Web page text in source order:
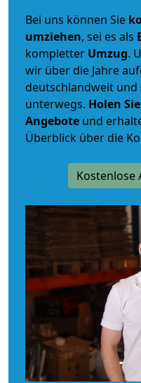
Bei uns können Sie
umziehen, sei es als
kompletter Umzug.
wir über die Jahre
deutschlandweit
unterwegs. Holen
Angebote und
Überblick über die
Kostenlose